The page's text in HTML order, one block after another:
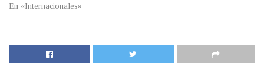
En «Internacionales»